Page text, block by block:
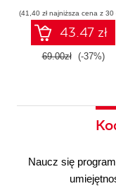
sztucznej
(41,40 zł najniższa cena z 30
43.47 zł
69.00zł (-37%)
Naucz się